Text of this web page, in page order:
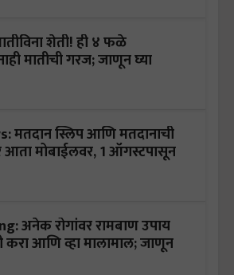
शेती! ही ४ फळे
मातीची गरज; जाणून घ्या
मतदान स्लिप आणि मतदानाची
आता मोबाईलवर, 1 ऑगस्टपासून
अनेक रोगांवर रामबाण उपाय
करा आणि व्हा मालामाल; जाणून